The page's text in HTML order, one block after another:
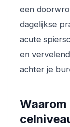
een
dagelijkse
acute
en
achter je